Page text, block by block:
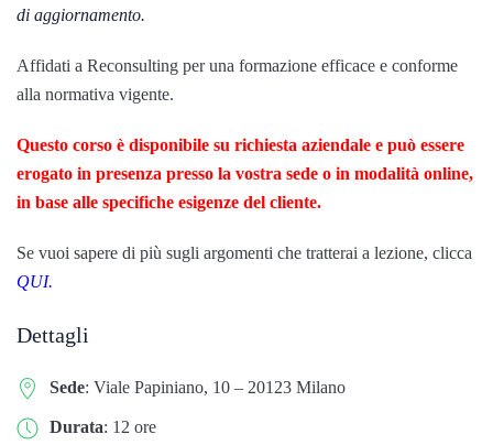
di aggiornamento.
Affidati a Reconsulting per una formazione efficace e conforme
alla normativa vigente.
Questo corso è disponibile su richiesta aziendale e può essere
erogato in presenza presso la vostra sede o in modalità online,
in base alle specifiche esigenze del cliente.
Se vuoi sapere di più sugli argomenti che tratterai a lezione, clicca
QUI.
Dettagli
Sede: Viale Papiniano, 10 – 20123 Milano
Durata: 12 ore